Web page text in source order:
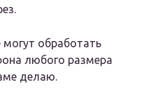
могут обработать
любого размера
делаю.